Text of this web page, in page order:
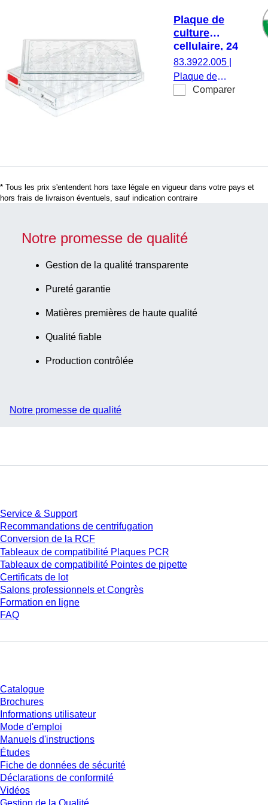
suspension,
code couleur :
TC Tested, 1
pièce(s)/blister
Plaque de
culture
cellulaire, 24
puits,
surface :
Standard,
fond plat
83.3922.005
Plaque de
culture
adhérentes,
plat, TC
pièce(s)/sachet
Comparer
* Tous les prix s'entendent hors taxe légale en vigueur dans votre pays et
hors frais de livraison éventuels, sauf indication contraire
Notre promesse de qualité
Gestion de la qualité transparente
Pureté garantie
Matières premières de haute qualité
Qualité fiable
Production contrôlée
Notre promesse de qualité
Service & Support
Recommandations de centrifugation
Conversion de la RCF
Tableaux de compatibilité Plaques PCR
Tableaux de compatibilité Pointes de pipette
Certificats de lot
Salons professionnels et Congrès
Formation en ligne
FAQ
Catalogue
Brochures
Informations utilisateur
Mode d'emploi
Manuels d'instructions
Études
Fiche de données de sécurité
Déclarations de conformité
Vidéos